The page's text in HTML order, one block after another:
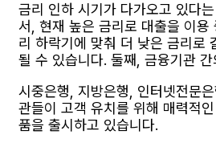
금리 인하 시기가 다가오고 있다
서, 현재 높은 금리로 대출을 이용
리 하락기에 맞춰 더 낮은 금리로
될 수 있습니다. 둘째, 금융기관
시중은행, 지방은행, 인터넷전문
관들이 고객 유치를 위해 매력적
품을 출시하고 있습니다.